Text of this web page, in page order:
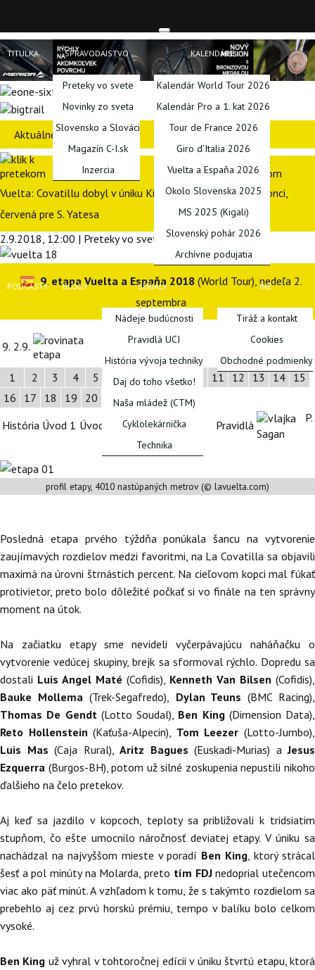
TITULKA SPRAVODAJSTVO
Preteky vo svete
Novinky zo sveta
Slovensko a Slováci
Magazín C-I.sk
Inzercia
KALENDÁRE
Kalendár World Tour 2026
Kalendár Pro a 1. kat 2026
Tour de France 2026
Giro d'Italia 2026
Vuelta a Espaňa 2026
Okolo Slovenska 2025
MS 2025 (Kigali)
Slovenský pohár 2026
Archívne podujatia
PODCASTY BLOGY SERIÁLY
Nádeje budúcnosti
Pravidlá UCI
História vývoja techniky
Daj do toho všetko!
Naša mládež (CTM)
Cyklolekárnička
Technika
INÉ
Tiráž a kontakt
Cookies
Obchodné podmienky
Aktuálne preteky
Vuelta: Covatillu dobyl v úniku King, favoriti sa delili na konci,
červená pre S. Yatesa
2.9.2018, 12:00 | Preteky vo svete | Tomáš Šandor
9. etapa Vuelta a Espaňa 2018 (World Tour), nedeľa 2.
septembra
9. 2.9.
Talavera > La 201
1 2 3 4 5 6 7 8 9 10 11 12 13 14 15
16
17 18 19 20
21
História Úvod 1 Úvod 2 Úvod 3 Štartová
listina
Pravidlá
P.
Sagan
profil etapy, 4010 nastúpaných metrov (© lavuelta.com)
Posledná etapa prvého týždňa ponúkala šancu na vytvorenie
zaujímavých rozdielov medzi favoritmi, na La Covatilla sa objavili
maximá na úrovni štrnástich percent. Na cieľovom kopci mal fúkať
protivietor, preto bolo dôležité počkať si vo finále na ten správny
moment na útok.
Na začiatku etapy sme nevideli vyčerpávajúcu naháňačku o
vytvorenie vedúcej skupiny, brejk sa sformoval rýchlo. Dopredu sa
dostali Luis Angel Maté (Cofidis), Kenneth Van Bilsen (Cofidis),
Bauke Mollema (Trek-Segafredo), Dylan Teuns (BMC Racing),
Thomas De Gendt (Lotto Soudal), Ben King(Dimension Data),
Reto Hollenstein (Kaťuša-Alpecin), Tom Leezer (Lotto-Jumbo),
Luis Mas (Caja Rural), Aritz Bagues (Euskadi-Murias) aJesus
Ezquerra (Burgos-BH), potom už silné zoskupenia nepustili nikoho
ďalšieho na čelo pretekov.
Aj keď sa jazdilo v kopcoch, teploty sa približovali k tridsiatim
stupňom, čo ešte umocnilo náročnosť deviatej etapy. V úniku sa
nachádzal na najvyššom mieste v poradí Ben King , ktorý strácal
šesť a pol minúty na Molarda, preto tím FDJnedoprial utečencom
viac ako päť minút. A vzhľadom k tomu, že s takýmto rozdielom sa
prebehlo aj cez prvú horskú prémiu, tempo v balíku bolo celkom
vysoké.
Ben King už vyhral v tohtoročnej edícii v úniku štvrtú etapu, ktorá